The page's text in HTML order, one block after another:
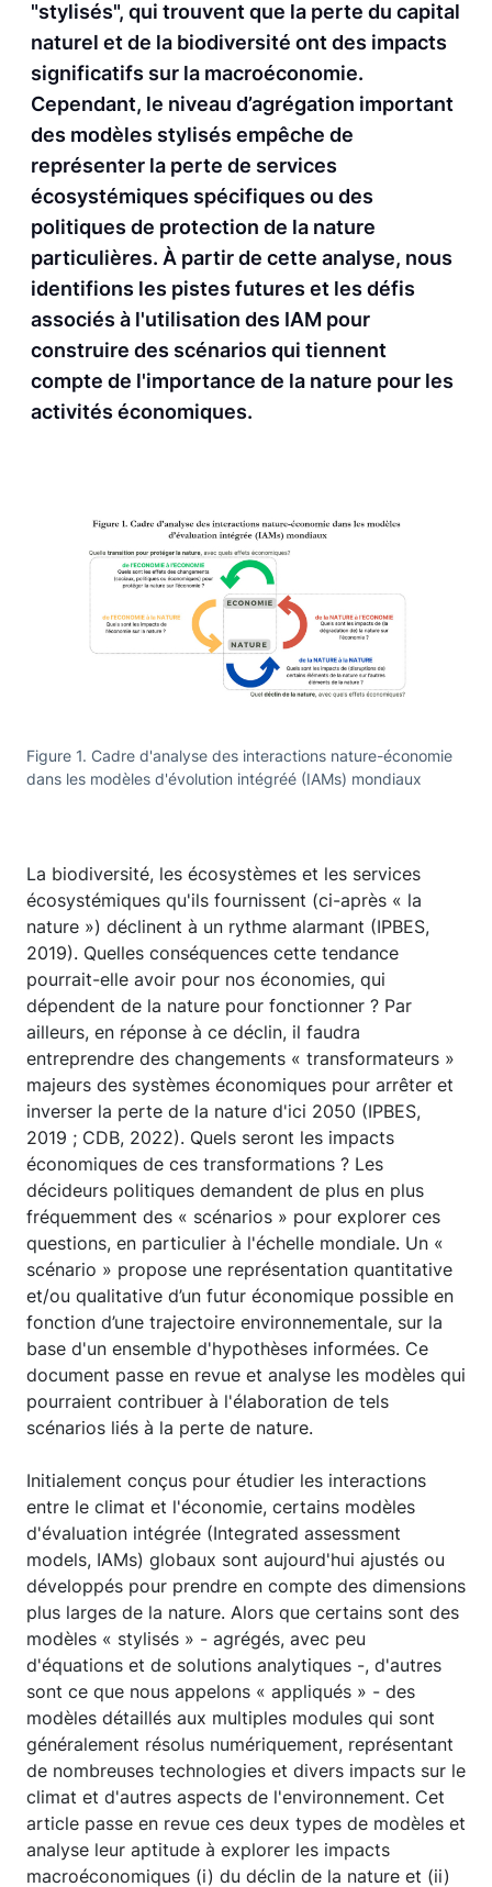
"stylisés", qui trouvent que la perte du capital
naturel et de la biodiversité ont des impacts
significatifs sur la macroéconomie.
Cependant, le niveau d’agrégation important
des modèles stylisés empêche de
représenter la perte de services
écosystémiques spécifiques ou des
politiques de protection de la nature
particulières. À partir de cette analyse, nous
identifions les pistes futures et les défis
associés à l'utilisation des IAM pour
construire des scénarios qui tiennent
compte de l'importance de la nature pour les
activités économiques.
Figure 1. Cadre d'analyse des interactions nature-économie
dans les modèles d'évolution intégréé (IAMs) mondiaux
La biodiversité, les écosystèmes et les services
écosystémiques qu'ils fournissent (ci-après « la
nature ») déclinent à un rythme alarmant (IPBES,
2019). Quelles conséquences cette tendance
pourrait-elle avoir pour nos économies, qui
dépendent de la nature pour fonctionner ? Par
ailleurs, en réponse à ce déclin, il faudra
entreprendre des changements « transformateurs »
majeurs des systèmes économiques pour arrêter et
inverser la perte de la nature d'ici 2050 (IPBES,
2019 ; CDB, 2022). Quels seront les impacts
économiques de ces transformations ? Les
décideurs politiques demandent de plus en plus
fréquemment des « scénarios » pour explorer ces
questions, en particulier à l'échelle mondiale. Un «
scénario » propose une représentation quantitative
et/ou qualitative d’un futur économique possible en
fonction d’une trajectoire environnementale, sur la
base d'un ensemble d'hypothèses informées. Ce
document passe en revue et analyse les modèles qui
pourraient contribuer à l'élaboration de tels
scénarios liés à la perte de nature.
Initialement conçus pour étudier les interactions
entre le climat et l'économie, certains modèles
d'évaluation intégrée (Integrated assessment
models, IAMs) globaux sont aujourd'hui ajustés ou
développés pour prendre en compte des dimensions
plus larges de la nature. Alors que certains sont des
modèles « stylisés » - agrégés, avec peu
d'équations et de solutions analytiques -, d'autres
sont ce que nous appelons « appliqués » - des
modèles détaillés aux multiples modules qui sont
généralement résolus numériquement, représentant
de nombreuses technologies et divers impacts sur le
climat et d'autres aspects de l'environnement. Cet
article passe en revue ces deux types de modèles et
analyse leur aptitude à explorer les impacts
macroéconomiques (i) du déclin de la nature et (ii)